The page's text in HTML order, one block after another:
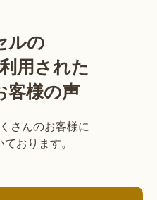
ルの
用された
客様の声
さんのお客様に
おります。